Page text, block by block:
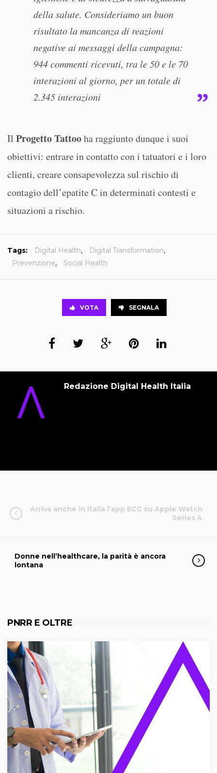
della salute. Consideriamo un buon
risultato la mancanza di reazioni
negative ai messaggi della campagna:
944 commenti ricevuti, tra le 50 e le 70
interazioni al giorno, per un totale di
2.345 interazioni
Il Progetto Tattooha raggiunto dunque i suoi
obiettivi: entrare in contatto con i tatuatori e i loro
clienti, creare consapevolezza sul rischio di
contagio dell’epatite C in determinati contesti e
situazioni a rischio.
Tags: Digital Health, Digital Transformation,
Prevenzione, Social Health
VOTA SEGNALA
Redazione Digital Health Italia
Arriva anche in Italia l’app ECG su Apple Watch
Series 4
Donne nell’healthcare, la parità è ancora
lontana
PNRR E OLTRE